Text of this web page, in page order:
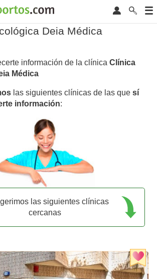
Deia Médica
información de la clínica Clínica
Médica
las siguientes clínicas de las que sí
información:
las siguientes clínicas
cercanas